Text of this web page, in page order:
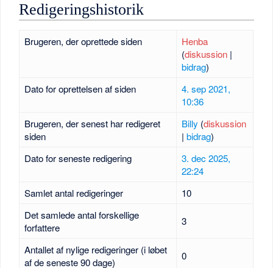
Redigeringshistorik
Brugeren, der oprettede siden
Henba
(diskussion|
bidrag)
Dato for oprettelsen af siden
4. sep 2021,
10:36
Brugeren, der senest har redigeret
siden
Billy (diskussion
| bidrag)
Dato for seneste redigering
3. dec 2025,
22:24
Samlet antal redigeringer
10
Det samlede antal forskellige
forfattere
3
Antallet af nylige redigeringer (i løbet
af de seneste 90 dage)
0